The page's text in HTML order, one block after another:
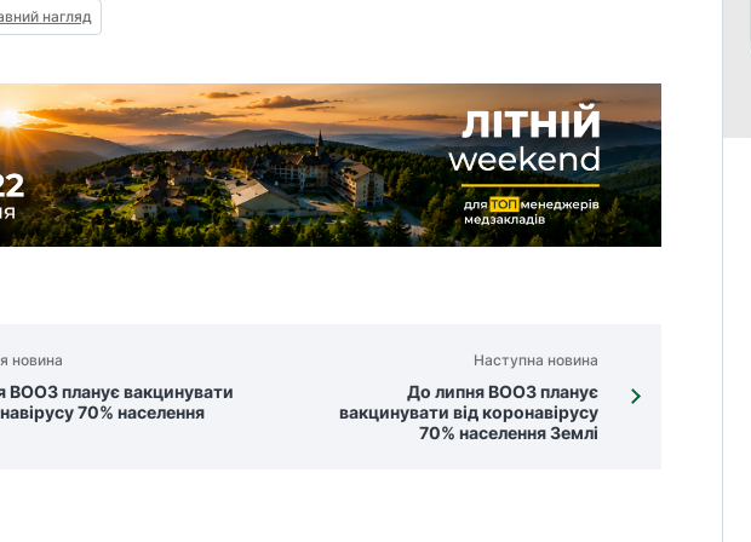
нагляд
новина
ВООЗ планує вакцинувати
70% населення
Наступна новина
До липня ВООЗ планує
вакцинувати від коронавірусу
70% населення Землі